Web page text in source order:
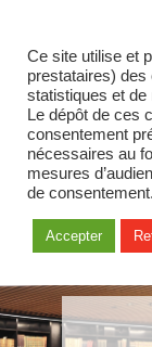
Ce site utilise et
prestataires)
statistiques et de
Le dépôt de ces
consentement
nécessaires au
mesures
de consentement.
Accepter